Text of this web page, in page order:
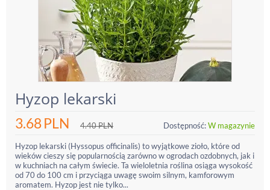
Hyzop lekarski
3.68PLN 4.40PLN Dostępność:W magazynie
Hyzop lekarski (Hyssopus officinalis) to wyjątkowe zioło, które od
wieków cieszy się popularnością zarówno w ogrodach ozdobnych, jak i
w kuchniach na całym świecie. Ta wieloletnia roślina osiąga wysokość
od 70 do 100 cm i przyciąga uwagę swoim silnym, kamforowym
aromatem. Hyzop jest nie tylko...